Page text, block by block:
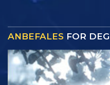
ANBEFALES FOR DEG